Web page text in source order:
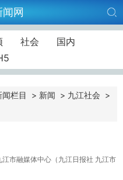
网
社会
国内
闻栏目 > 新闻 > 九江社会 >
江市融媒体中心（九江日报社 九江市